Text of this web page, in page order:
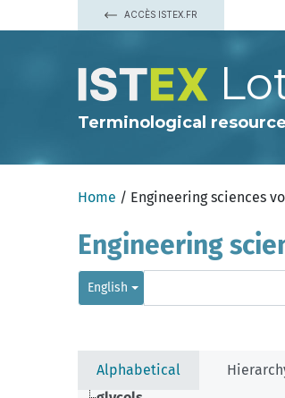
ACCÈS ISTEX.FR
Terminological
Home / Engineering sciences
Engineering
English
Alphabetical